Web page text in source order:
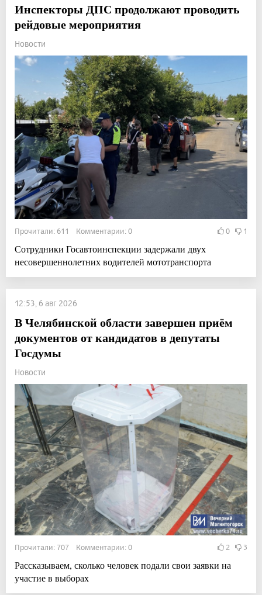
Инспекторы ДПС продолжают проводить
рейдовые мероприятия
Новости
Прочитали: 611 Комментарии: 0 0 1
Сотрудники Госавтоинспекции задержали двух
несовершеннолетних водителей мототранспорта
12:53, 6 авг 2026
В Челябинской области завершен приём
документов от кандидатов в депутаты
Госдумы
Новости
Прочитали: 707 Комментарии: 0 2 3
Рассказываем, сколько человек подали свои заявки на
участие в выборах